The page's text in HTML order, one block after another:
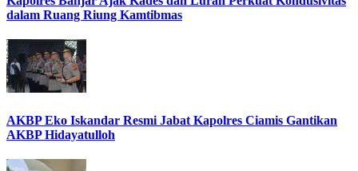
dalam Ruang Riung Kamtibmas
AKBP Eko Iskandar Resmi Jabat Kapolres Ciamis Gantikan
AKBP Hidayatulloh